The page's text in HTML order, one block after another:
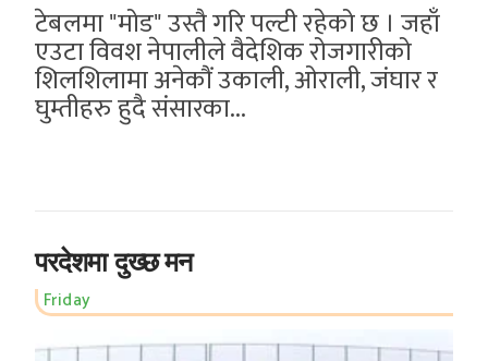
टेबलमा "मोड" उस्तै गरि पल्टी रहेको छ । जहाँ
एउटा विवश नेपालीले वैदेशिक रोजगारीको
शिलशिलामा अनेकौं उकाली, ओराली, जंघार र
घुम्तीहरु हुदै संसारका...
परदेशमा दुख्छ मन
Friday